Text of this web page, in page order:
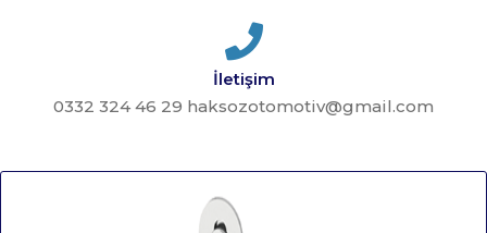
İletişim
0332 324 46 29 haksozotomotiv@gmail.com